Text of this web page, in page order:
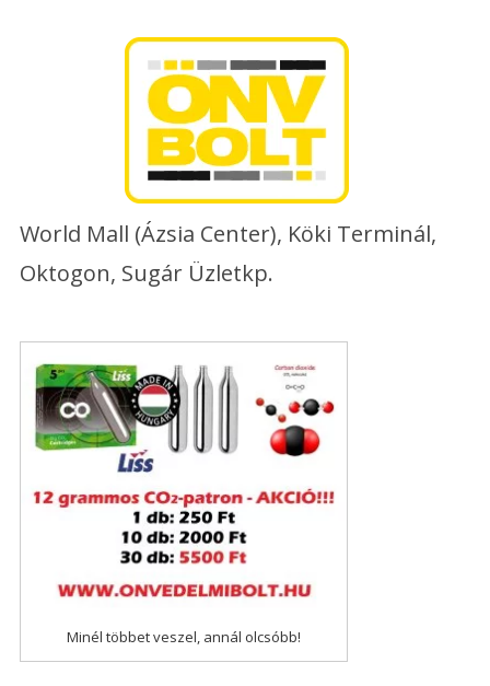
World Mall (Ázsia Center), Köki Terminál,
Oktogon, Sugár Üzletkp.
Minél többet veszel, annál olcsóbb!